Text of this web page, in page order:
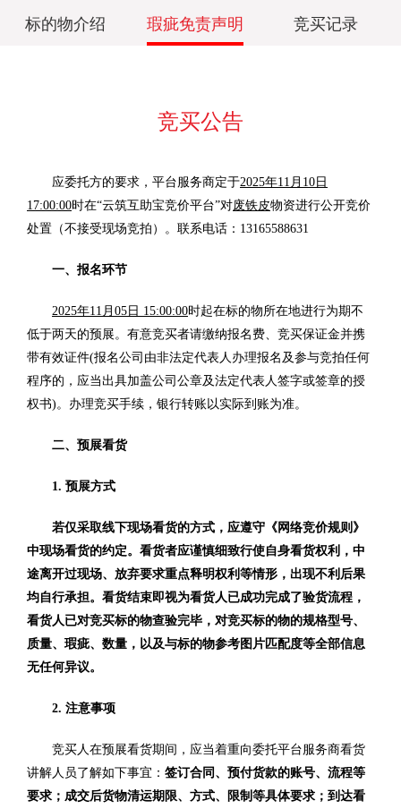
标的物介绍 瑕疵免责声明 竞买记录
竞买公告
应委托方的要求，平台服务商定于2025年11月10日
17:00:00时在“云筑互助宝竞价平台”对废铁皮物资进行公开竞价
处置（不接受现场竞拍）。联系电话：13165588631
一、报名环节
2025年11月05日 15:00:00时起在标的物所在地进行为期不
低于两天的预展。有意竞买者请缴纳报名费、竞买保证金并携
带有效证件(报名公司由非法定代表人办理报名及参与竞拍任何
程序的，应当出具加盖公司公章及法定代表人签字或签章的授
权书)。办理竞买手续，银行转账以实际到账为准。
二、预展看货
1. 预展方式
若仅采取线下现场看货的方式，应遵守《网络竞价规则》
中现场看货的约定。看货者应谨慎细致行使自身看货权利，中
途离开过现场、放弃要求重点释明权利等情形，出现不利后果
均自行承担。看货结束即视为看货人已成功完成了验货流程，
看货人已对竞买标的物查验完毕，对竞买标的物的规格型号、
质量、瑕疵、数量，以及与标的物参考图片匹配度等全部信息
无任何异议。
2. 注意事项
竞买人在预展看货期间，应当着重向委托平台服务商看货
讲解人员了解如下事宜： 签订合同、预付货款的账号、流程等
要求；成交后货物清运期限、方式、限制等具体要求；到达看